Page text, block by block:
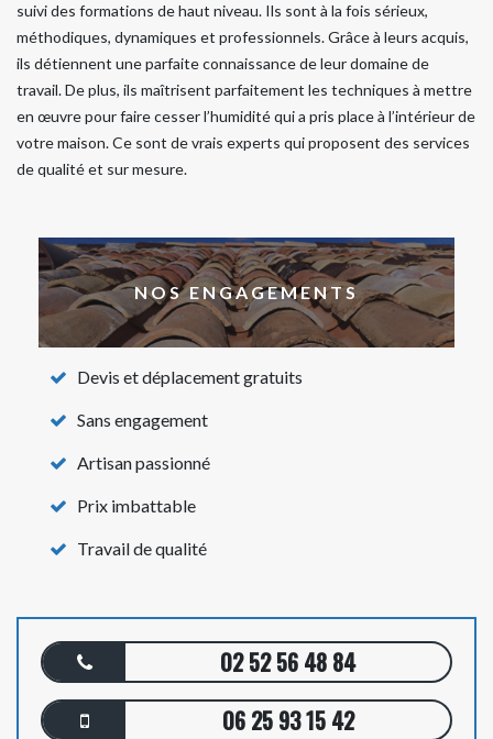
suivi des formations de haut niveau. Ils sont à la fois sérieux,
méthodiques, dynamiques et professionnels. Grâce à leurs acquis,
ils détiennent une parfaite connaissance de leur domaine de
travail. De plus, ils maîtrisent parfaitement les techniques à mettre
en œuvre pour faire cesser l’humidité qui a pris place à l’intérieur de
votre maison. Ce sont de vrais experts qui proposent des services
de qualité et sur mesure.
NOS ENGAGEMENTS
Devis et déplacement gratuits
Sans engagement
Artisan passionné
Prix imbattable
Travail de qualité
02 52 56 48 84
06 25 93 15 42